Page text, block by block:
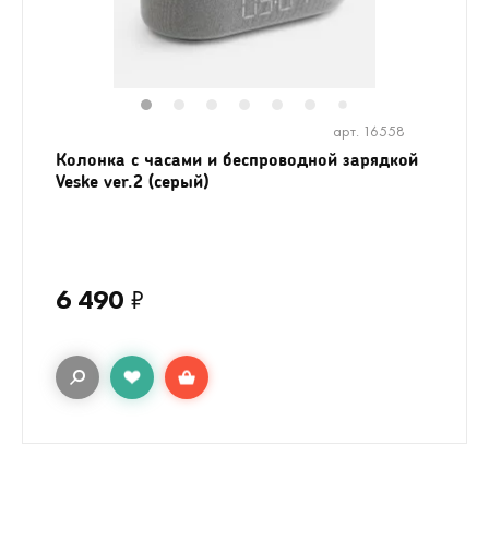
арт. 16558
Колонка с часами и беспроводной зарядкой
Veske ver.2 (серый)
6 490 ₽